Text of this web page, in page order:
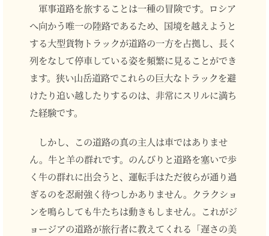
軍事道路を旅することは一種の冒険です。ロシア
へ向かう唯一の陸路であるため、国境を越えようと
する大型貨物トラックが道路の一方を占拠し、長く
列をなして停車している姿を頻繁に見ることができ
ます。狭い山岳道路でこれらの巨大なトラックを避
けたり追い越したりするのは、非常にスリルに満ち
た経験です。
しかし、この道路の真の主人は車ではありませ
ん。牛と羊の群れです。のんびりと道路を塞いで歩
く牛の群れに出会うと、運転手はただ彼らが通り過
ぎるのを忍耐強く待つしかありません。クラクショ
ンを鳴らしても牛たちは動きもしません。これがジ
ョージアの道路が旅行者に教えてくれる「遅さの美